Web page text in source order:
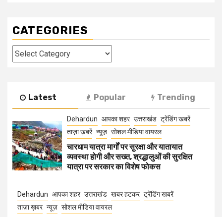
CATEGORIES
Categories
Latest Popular Trending
Dehardun आपका शहर उत्तराखंड ट्रेंडिंग खबरें
ताज़ा ख़बरें न्यूज़ सोशल मीडिया वायरल
चारधाम यात्रा मार्गों पर सुरक्षा और यातायात
व्यवस्था होगी और सख्त, श्रद्धालुओं की सुरक्षित
यात्रा पर सरकार का विशेष फोकस
Dehardun आपका शहर उत्तराखंड खबर हटकर ट्रेंडिंग खबरें
ताज़ा ख़बर न्यूज़ सोशल मीडिया वायरल